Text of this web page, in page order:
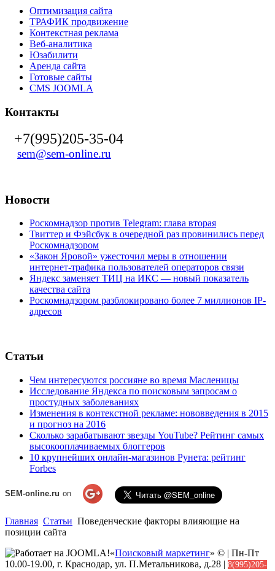
Оптимизация сайта
ТРАФИК продвижение
Контекстная реклама
Веб-аналитика
Юзабилити
Аренда сайта
Готовые сайты
CMS JOOMLA
Контакты
+7(995)205-35-04
sem@sem-online.ru
Новости
Роскомнадзор против Telegram: глава вторая
Твиттер и Фэйсбук в очередной раз провинились перед
Роскомнадзором
«Закон Яровой» ужесточил меры в отношении
интернет-трафика пользователей операторов связи
Яндекс заменяет ТИЦ на ИКС — новый показатель
качества сайта
Роскомнадзором разблокировано более 7 миллионов IP-
адресов
Статьи
Чем интересуются россияне во время Масленицы
Исследование Яндекса по поисковым запросам о
простудных заболеваниях
Изменения в контекстной рекламе: нововведения в 2015
и прогноз на 2016
Сколько зарабатывают звезды YouTube? Рейтинг самых
высокооплачиваемых блоггеров
10 крупнейших онлайн-магазинов Рунета: рейтинг
Forbes
SEM-online.ru on
Главная Статьи Поведенческие факторы влияющие на
позиции сайта
«Поисковый маркетинг» © | Пн-Пт
10.00-19.00, г. Краснодар, ул. П.Метальникова, д.28 | 8(995)205-